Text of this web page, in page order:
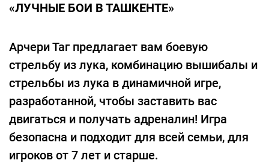
«ЛУЧНЫЕ БОИ В ТАШКЕНТЕ»
Арчери Таг предлагает вам боевую
стрельбу из лука, комбинацию вышибалы и
стрельбы из лука в динамичной игре,
разработанной, чтобы заставить вас
двигаться и получать адреналин! Игра
безопасна и подходит для всей семьи, для
игроков от 7 лет и старше.